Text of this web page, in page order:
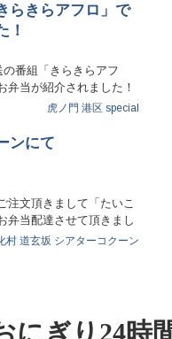
らきらアフロ」で
！
番組「きらきらアフ
弁当が紹介されました！
虎ノ門 港区 special
ンにて
注文頂きまして「たいこ
弁当配達させて頂きまし
古田…
村 道玄坂 シアターコクーン
にぎり24時